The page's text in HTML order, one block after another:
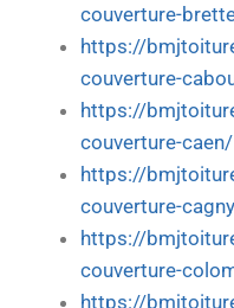
couverture-
https://
couverture-
https://
couverture-caen/
https://
couverture-
https://
couverture-
https://